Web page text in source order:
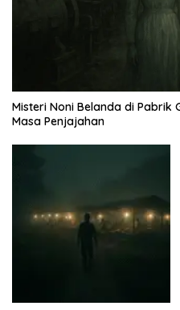
Misteri Noni Belanda di Pabrik
Masa Penjajahan